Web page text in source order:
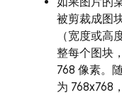
被剪裁成图
（宽度或高
整每个图块
768 像素。
为 768x768